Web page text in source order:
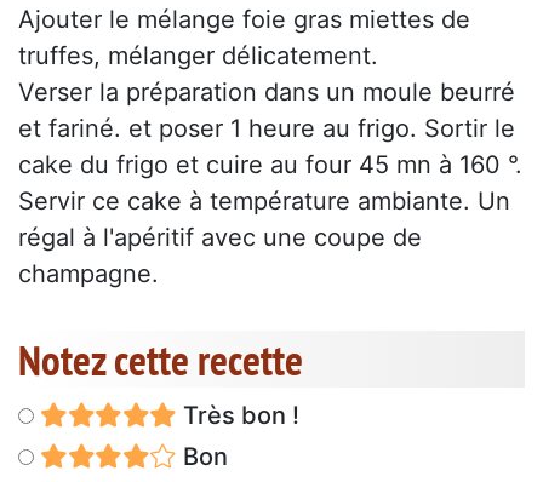
Ajouter le mélange foie gras miettes de
truffes, mélanger délicatement.
Verser la préparation dans un moule beurré
et fariné. et poser 1 heure au frigo. Sortir le
cake du frigo et cuire au four 45 mn à 160 °.
Servir ce cake à température ambiante. Un
régal à l'apéritif avec une coupe de
champagne.
Notez cette recette
Très bon !
Bon